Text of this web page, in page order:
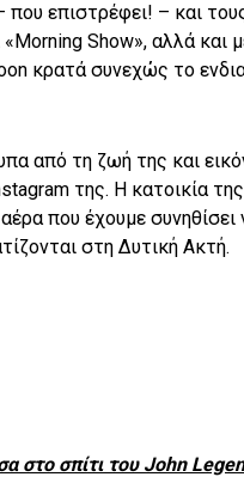
που επιστρέφει! – και
«Morning Show», αλλά και
κρατά συνεχώς το
από τη ζωή της και
της. Η κατοικία
που έχουμε
στη Δυτική Ακτή.
στο σπίτι του John